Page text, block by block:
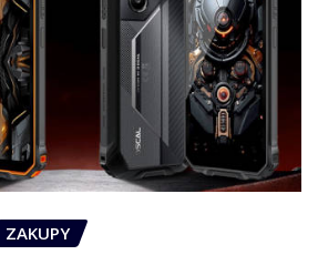
ZAKUPY